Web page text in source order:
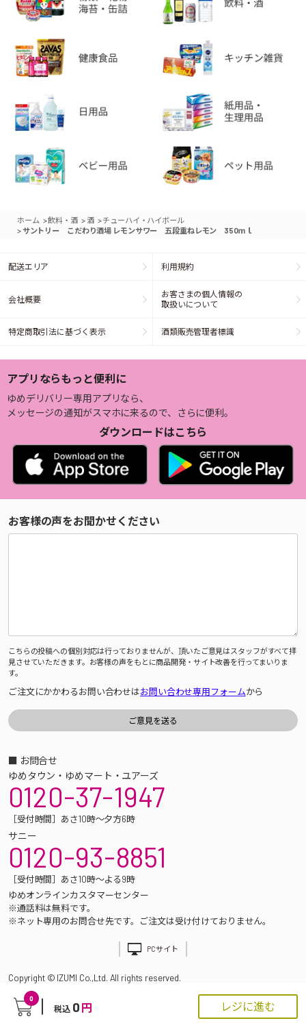
0
税込 0 円 レジに進む
ホーム >飲料・酒 > 酒 >チューハイ・ハイボール
> サントリー こだわり酒場 レモンサワー 五段重ねレモン 350ｍｌ
配送エリア 利用規約
会社概要
お客さまの個人情報の
取扱いについて
特定商取引法に基づく表示 酒類販売管理者標識
アプリならもっと便利に
ゆめデリバリー専用アプリなら、
メッセージの通知がスマホに来るので、さらに便利。
ダウンロードはこちら
お客様の声をお聞かせください
こちらの投稿への個別対応は行っておりませんが、頂いたご意見はスタッフがすべて拝
見させていただきます。お客様の声をもとに商品開発・サイト改善を行ってまいりま
す。
ご注文にかかわるお問い合わせはお問い合わせ専用フォームから
■ お問合せ
ゆめタウン・ゆめマート・ユアーズ
0120-37-1947
［受付時間］あさ10時～夕方6時
サニー
0120-93-8851
［受付時間］あさ10時～よる9時
ゆめオンラインカスタマーセンター
※通話料は無料です。
※ネット専用のお問合せ先です。ご注文は受け付けておりません。
PCサイト
Copyright © IZUMI Co.,Ltd. All rights reserved.